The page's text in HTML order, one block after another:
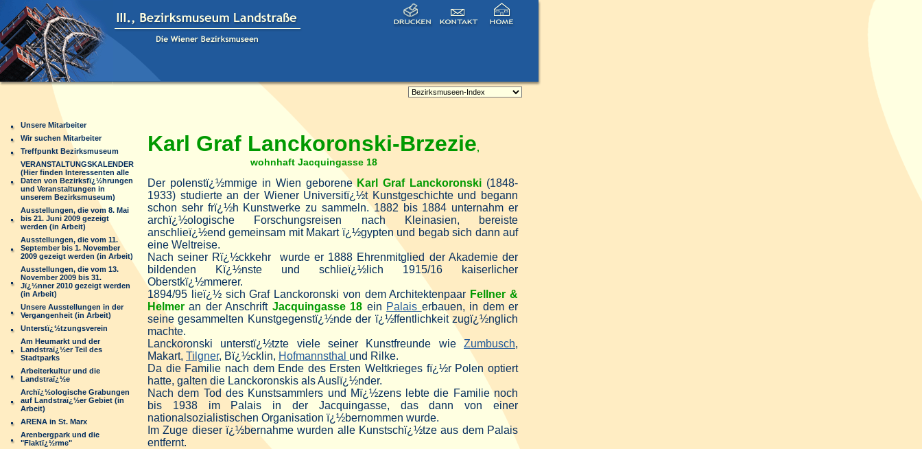
Unsere Mitarbeiter
Wir suchen Mitarbeiter
Treffpunkt Bezirksmuseum
VERANSTALTUNGSKALENDER
(Hier finden Interessenten alle
Daten von Bezirksfï¿½hrungen
und Veranstaltungen in
unserem Bezirksmuseum)
Ausstellungen, die vom 8. Mai
bis 21. Juni 2009 gezeigt
werden (in Arbeit)
Ausstellungen, die vom 11.
September bis 1. November
2009 gezeigt werden (in Arbeit)
Ausstellungen, die vom 13.
November 2009 bis 31.
Jï¿½nner 2010 gezeigt werden
(in Arbeit)
Unsere Ausstellungen in der
Vergangenheit (in Arbeit)
Unterstï¿½tzungsverein
Am Heumarkt und der
Landstraï¿½er Teil des
Stadtparks
Arbeiterkultur und die
Landstraï¿½e
Archï¿½ologische Grabungen
auf Landstraï¿½er Gebiet (in
Arbeit)
ARENA in St. Marx
Arenbergpark und die
"Flaktï¿½rme"
Karl Graf Lanckoronski-Brzezie,
wohnhaft Jacquingasse 18
Der polenstï¿½mmige in Wien geborene Karl Graf Lanckoronski (1848-
1933) studierte an der Wiener Universitï¿½t Kunstgeschichte und begann
schon sehr frï¿½h Kunstwerke zu sammeln. 1882 bis 1884 unternahm er
archï¿½ologische Forschungsreisen nach Kleinasien, bereiste
anschlieï¿½end gemeinsam mit Makart ï¿½gypten und begab sich dann auf
eine Weltreise.
Nach seiner Rï¿½ckkehr wurde er 1888 Ehrenmitglied der Akademie der
bildenden Kï¿½nste und schlieï¿½lich 1915/16 kaiserlicher
Oberstkï¿½mmerer.
1894/95 lieï¿½ sich Graf Lanckoronski von dem Architektenpaar Fellner &
Helmer an der Anschrift Jacquingasse 18 ein Palais erbauen, in dem er
seine gesammelten Kunstgegenstï¿½nde der ï¿½ffentlichkeit zugï¿½nglich
machte.
Lanckoronski unterstï¿½tzte viele seiner Kunstfreunde wie Zumbusch,
Makart, Tilgner, Bï¿½cklin, Hofmannsthal und Rilke.
Da die Familie nach dem Ende des Ersten Weltkrieges fï¿½r Polen optiert
hatte, galten die Lanckoronskis als Auslï¿½nder.
Nach dem Tod des Kunstsammlers und Mï¿½zens lebte die Familie noch
bis 1938 im Palais in der Jacquingasse, das dann von einer
nationalsozialistischen Organisation ï¿½bernommen wurde.
Im Zuge dieser ï¿½bernahme wurden alle Kunstschï¿½tze aus dem Palais
entfernt.